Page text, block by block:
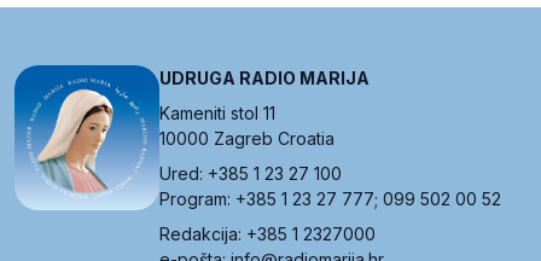
UDRUGA RADIO MARIJA
Kameniti stol 11
10000 Zagreb Croatia
Ured: +385 1 23 27 100
Program: +385 1 23 27 777; 099 502 00 52
Redakcija: +385 1 2327000